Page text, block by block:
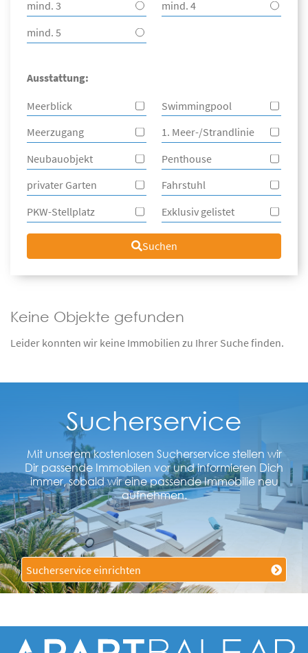
mind. 3
mind. 4
mind. 5
Ausstattung:
Meerblick
Swimmingpool
Meerzugang
1. Meer-/Strandlinie
Neubauobjekt
Penthouse
privater Garten
Fahrstuhl
PKW-Stellplatz
Exklusiv gelistet
Suchen
Keine Objekte gefunden
Leider konnten wir keine Immobilien zu Ihrer Suche finden.
Sucherservice
Mit unserem kostenlosen Sucherservice stellen wir
Dir passende Immobilen vor und informieren Dich
immer, sobald wir eine passende Immobilie neu
aufnehmen.
Sucherservice einrichten